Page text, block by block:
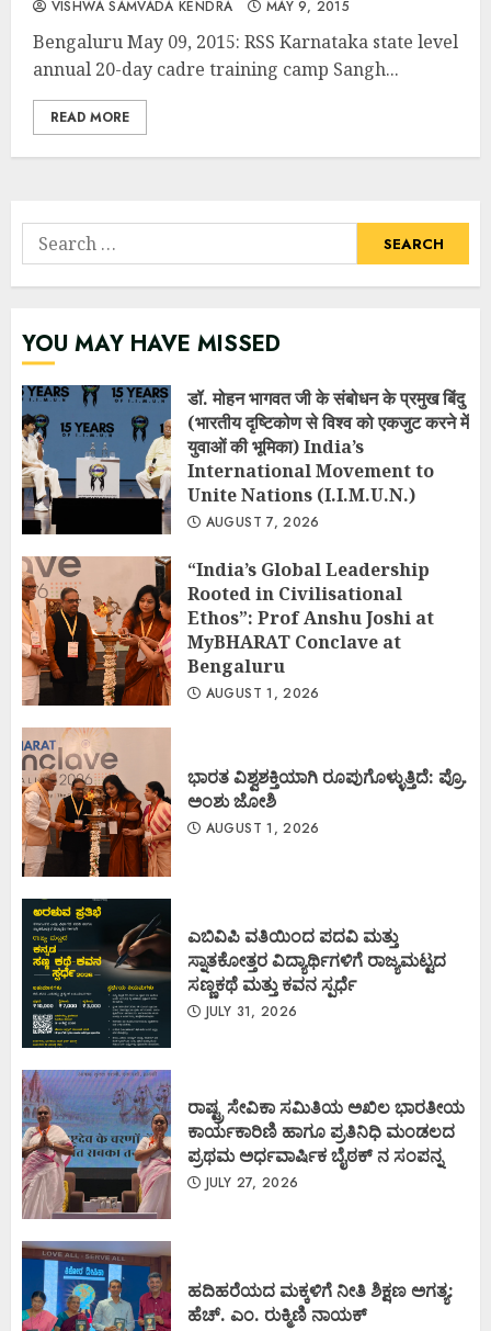
VISHWA SAMVADA KENDRA MAY 9, 2015
Bengaluru May 09, 2015: RSS Karnataka state level
annual 20-day cadre training camp Sangh...
READ MORE
Search
for:
YOU MAY HAVE MISSED
डॉ. मोहन भागवत जी के संबोधन के प्रमुख बिंदु
(भारतीय दृष्टिकोण से विश्व को एकजुट करने में
युवाओं की भूमिका) India’s
International Movement to
Unite Nations (I.I.M.U.N.)
AUGUST 7, 2026
“India’s Global Leadership
Rooted in Civilisational
Ethos”: Prof Anshu Joshi at
MyBHARAT Conclave at
Bengaluru
AUGUST 1, 2026
ಭಾರತ ವಿಶ್ವಶಕ್ತಿಯಾಗಿ ರೂಪುಗೊಳ್ಳುತ್ತಿದೆ: ಪ್ರೊ.
ಅಂಶು ಜೋಶಿ
AUGUST 1, 2026
ಎಬಿವಿಪಿ ವತಿಯಿಂದ ಪದವಿ ಮತ್ತು
ಸ್ನಾತಕೋತ್ತರ ವಿದ್ಯಾರ್ಥಿಗಳಿಗೆ ರಾಜ್ಯಮಟ್ಟದ
ಸಣ್ಣಕಥೆ ಮತ್ತು ಕವನ ಸ್ಪರ್ಧೆ
JULY 31, 2026
ರಾಷ್ಟ್ರ ಸೇವಿಕಾ ಸಮಿತಿಯ ಅಖಿಲ ಭಾರತೀಯ
ಕಾರ್ಯಕಾರಿಣಿ ಹಾಗೂ ಪ್ರತಿನಿಧಿ ಮಂಡಲದ
ಪ್ರಥಮ ಅರ್ಧವಾರ್ಷಿಕ ಬೈಠಕ್ ನ ಸಂಪನ್ನ
JULY 27, 2026
ಹದಿಹರೆಯದ ಮಕ್ಕಳಿಗೆ ನೀತಿ ಶಿಕ್ಷಣ ಅಗತ್ಯ:
ಹೆಚ್. ಎಂ. ರುಕ್ಮಿಣಿ ನಾಯಕ್